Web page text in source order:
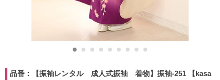
品番：【振袖レンタル 成人式振袖 着物】振袖-251 【kasa